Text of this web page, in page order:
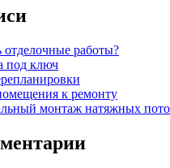
отделочные работы?
под ключ
к ремонту
монтаж натяжных